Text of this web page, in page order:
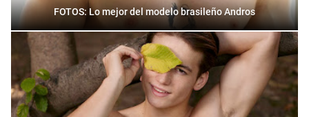
FOTOS: Lo mejor del modelo brasileño Andros